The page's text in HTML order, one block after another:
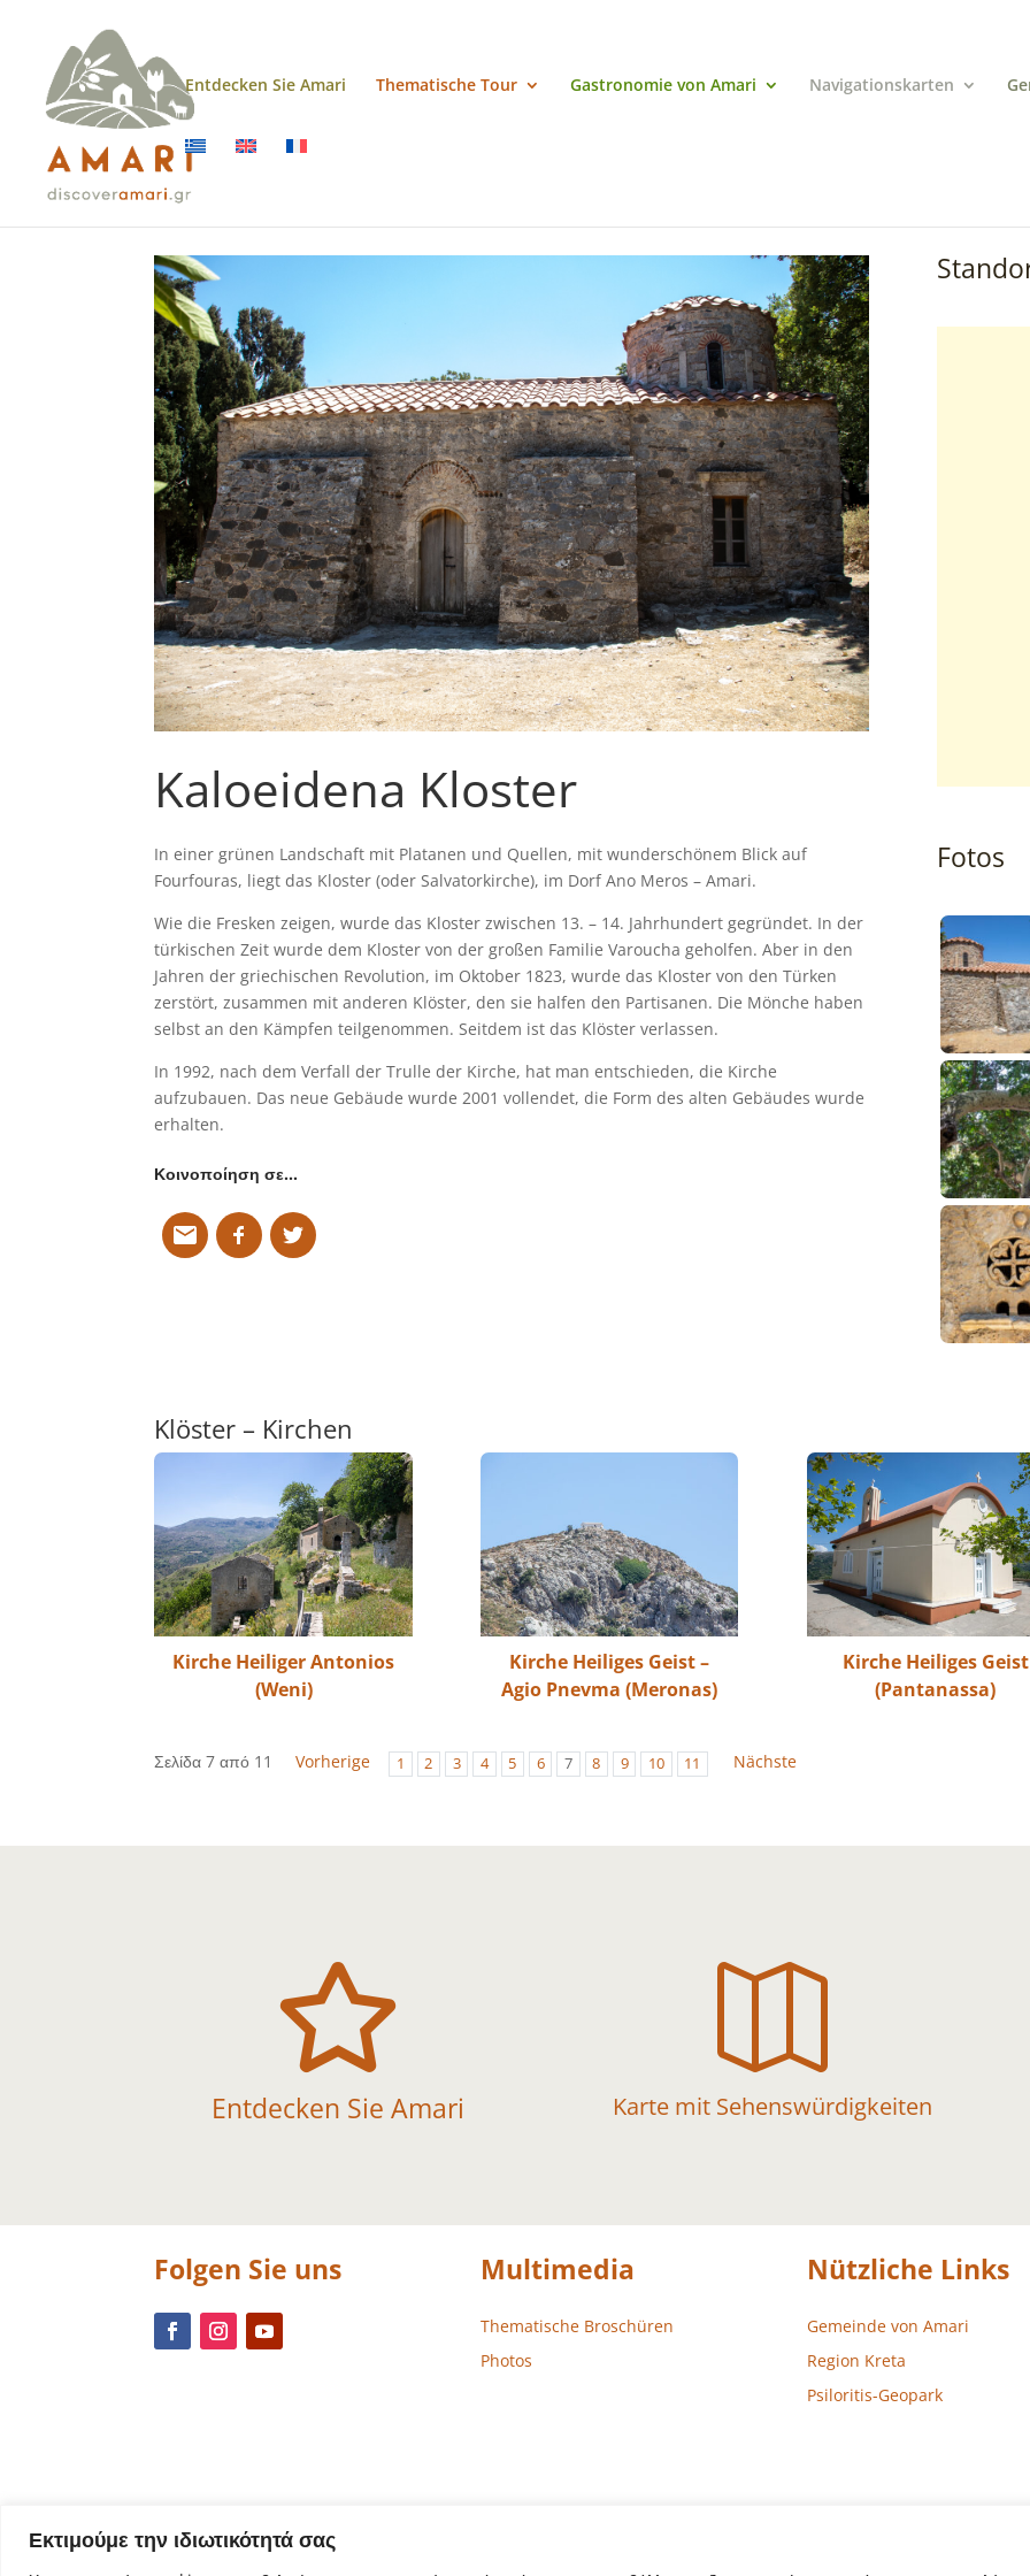
Εκτιμούμε την ιδιωτικότητά σας
Entdecken Sie Amari Thematische Tour Gastronomie von Amari Navigationskarten
Kaloeidena Kloster
In einer grünen Landschaft mit Platanen und Quellen, mit wunderschönem Blick auf
Fourfouras, liegt das Kloster (oder Salvatorkirche), im Dorf Ano Meros – Amari.
Wie die Fresken zeigen, wurde das Kloster zwischen 13. – 14. Jahrhundert gegründet. In der
türkischen Zeit wurde dem Kloster von der großen Familie Varoucha geholfen. Aber in den
Jahren der griechischen Revolution, im Oktober 1823, wurde das Kloster von den Türken
zerstört, zusammen mit anderen Klöster, den sie halfen den Partisanen. Die Mönche haben
selbst an den Kämpfen teilgenommen. Seitdem ist das Klöster verlassen.
In 1992, nach dem Verfall der Trulle der Kirche, hat man entschieden, die Kirche
aufzubauen. Das neue Gebäude wurde 2001 vollendet, die Form des alten Gebäudes wurde
erhalten.
Κοινοποίηση σε…
Fotos
Klöster – Kirchen
Kirche Heiliger Antonios
(Weni)
Kirche Heiliges Geist –
Agio Pnevma (Meronas)
Kirche Heiliges Geist
(Pantanassa)
Σελίδα 7 από 11 Vorherige 1 2 3 4 5 6 7 8 9 10 11 Nächste

Entdecken Sie Amari

Karte mit Sehenswürdigkeiten
Folgen Sie uns Multimedia
Thematische Broschüren
Photos
Nützliche Links
Gemeinde von Amari
Region Kreta
Psiloritis-Geopark